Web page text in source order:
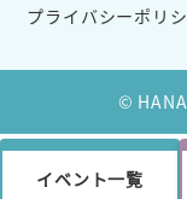
プライバシーポリ
©
イベント一覧